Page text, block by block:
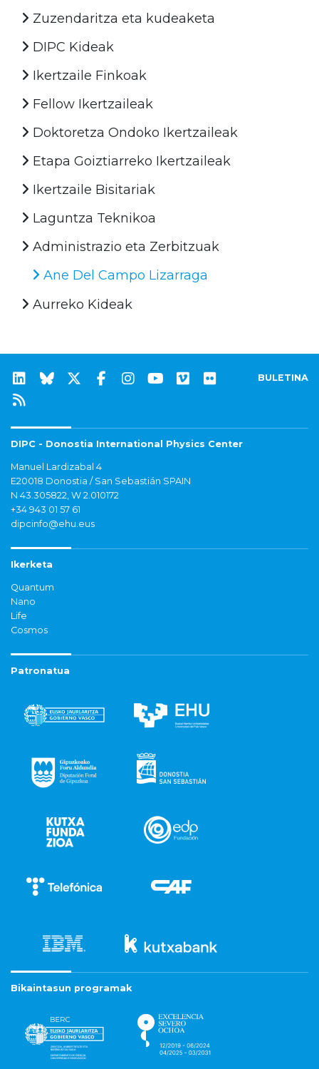
Zuzendaritza eta kudeaketa
DIPC Kideak
Ikertzaile Finkoak
Fellow Ikertzaileak
Doktoretza Ondoko Ikertzaileak
Etapa Goiztiarreko Ikertzaileak
Ikertzaile Bisitariak
Laguntza Teknikoa
Administrazio eta Zerbitzuak
Ane Del Campo Lizarraga
Aurreko Kideak
BULETINA
DIPC - Donostia International Physics Center
Manuel Lardizabal 4
E20018 Donostia / San Sebastián SPAIN
N 43.305822, W 2.010172
+34 943 01 57 61
dipcinfo@ehu.eus
Ikerketa
Quantum
Nano
Life
Cosmos
Patronatua
Bikaintasun programak